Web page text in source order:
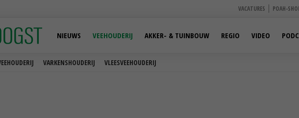
VACATURES POAH-
VARKENSHOUDERIJ VLEESVEEHOUDERIJ
NIEUWS VEEHOUDERIJ AKKER- & TUINBOUW REGIO VIDEO